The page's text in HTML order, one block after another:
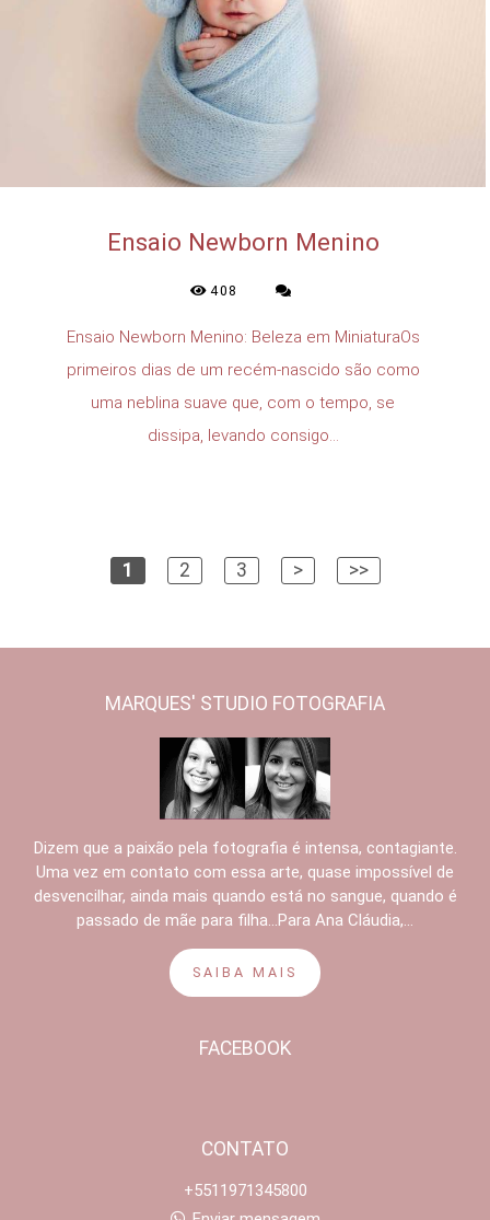
Ensaio Newborn Menino
408
Ensaio Newborn Menino: Beleza em MiniaturaOs
primeiros dias de um recém-nascido são como
uma neblina suave que, com o tempo, se
dissipa, levando consigo...
1 2 3 > >>
MARQUES' STUDIO FOTOGRAFIA
Dizem que a paixão pela fotografia é intensa, contagiante.
Uma vez em contato com essa arte, quase impossível de
desvencilhar, ainda mais quando está no sangue, quando é
passado de mãe para filha...Para Ana Cláudia,...
SAIBA MAIS
FACEBOOK
CONTATO
+5511971345800